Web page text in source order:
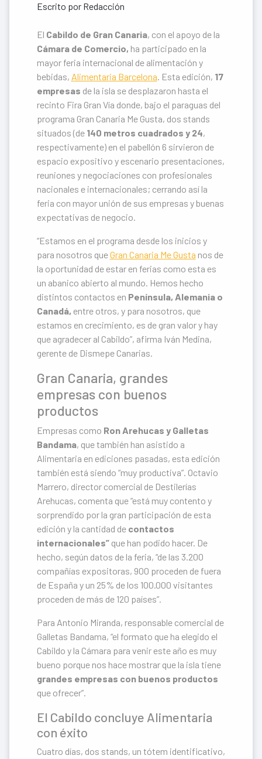
Escrito por Redacción
El Cabildo de Gran Canaria, con el apoyo de la
Cámara de Comercio, ha participado en la
mayor feria internacional de alimentación y
bebidas, Alimentaria Barcelona. Esta edición, 17
empresas de la isla se desplazaron hasta el
recinto Fira Gran Vía donde, bajo el paraguas del
programa Gran Canaria Me Gusta, dos stands
situados (de 140 metros cuadrados y 24,
respectivamente) en el pabellón 6 sirvieron de
espacio expositivo y escenario presentaciones,
reuniones y negociaciones con profesionales
nacionales e internacionales; cerrando así la
feria con mayor unión de sus empresas y buenas
expectativas de negocio.
“Estamos en el programa desde los inicios y
para nosotros queGran Canaria Me Gusta nos de
la oportunidad de estar en ferias como esta es
un abanico abierto al mundo. Hemos hecho
distintos contactos en Península, Alemania o
Canadá, entre otros, y para nosotros, que
estamos en crecimiento, es de gran valor y hay
que agradecer al Cabildo”, afirma Iván Medina,
gerente de Dismepe Canarias.
Gran Canaria, grandes
empresas con buenos
productos
Empresas como Ron Arehucas y Galletas
Bandama, que también han asistido a
Alimentaria en ediciones pasadas, esta edición
también está siendo “muy productiva”. Octavio
Marrero, director comercial de Destilerías
Arehucas, comenta que “está muy contento y
sorprendido por la gran participación de esta
edición y la cantidad de contactos
internacionales”que han podido hacer. De
hecho, según datos de la feria, “de las 3.200
compañías expositoras, 900 proceden de fuera
de España y un 25% de los 100.000 visitantes
proceden de más de 120 países”.
Para Antonio Miranda, responsable comercial de
Galletas Bandama, “el formato que ha elegido el
Cabildo y la Cámara para venir este año es muy
bueno porque nos hace mostrar que la isla tiene
grandes empresas con buenos productos
que ofrecer”.
El Cabildo concluye Alimentaria
con éxito
Cuatro días, dos stands, un tótem identificativo,